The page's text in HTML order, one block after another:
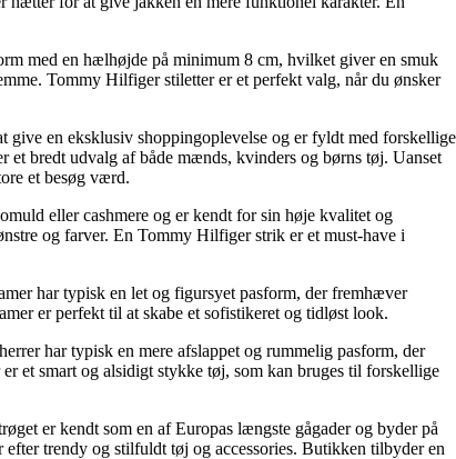
med en hælhøjde på minimum 8 cm, hvilket giver en smuk
Tommy Hilfiger stiletter er et perfekt valg, når du ønsker
en eksklusiv shoppingoplevelse og er fyldt med forskellige
bredt udvalg af både mænds, kvinders og børns tøj. Uanset
et besøg værd.
eller cashmere og er kendt for sin høje kvalitet og
og farver. En Tommy Hilfiger strik er et must-have i
har typisk en let og figursyet pasform, der fremhæver
er perfekt til at skabe et sofistikeret og tidløst look.
har typisk en mere afslappet og rummelig pasform, der
et smart og alsidigt stykke tøj, som kan bruges til forskellige
er kendt som en af Europas længste gågader og byder på
trendy og stilfuldt tøj og accessories. Butikken tilbyder en